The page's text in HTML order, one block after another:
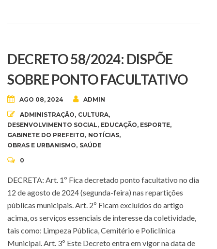
DECRETO 58/2024: DISPÕE
SOBRE PONTO FACULTATIVO
AGO 08, 2024 ADMIN
ADMINISTRAÇÃO, CULTURA,
DESENVOLVIMENTO SOCIAL, EDUCAÇÃO, ESPORTE,
GABINETE DO PREFEITO, NOTÍCIAS,
OBRAS E URBANISMO, SAÚDE
0
DECRETA: Art. 1º Fica decretado ponto facultativo no dia
12 de agosto de 2024 (segunda-feira) nas repartições
públicas municipais. Art. 2º Ficam excluídos do artigo
acima, os serviços essenciais de interesse da coletividade,
tais como: Limpeza Pública, Cemitério e Policlínica
Municipal. Art. 3º Este Decreto entra em vigor na data de